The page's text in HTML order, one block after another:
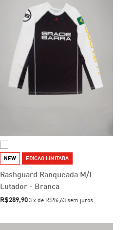
NEW EDICAO LIMITADA
Rashguard Ranqueada M/L
Lutador - Branca
R$289,90 3 xde R$96,63 sem juros